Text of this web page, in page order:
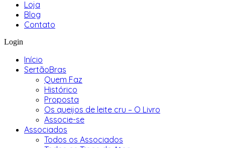
Loja
Blog
Contato
Login
Início
SertãoBras
Quem Faz
Histórico
Proposta
Os queijos de leite cru – O Livro
Associe-se
Associados
Todos os Associados